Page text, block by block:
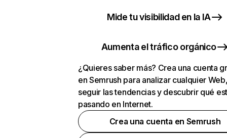
Mide tu visibilidad en la IA
Aumenta el tráfico orgánico
¿Quieres saber más? Crea una cuenta
en Semrush para analizar cualquier
seguir las tendencias y descubrir qué
pasando en Internet.
Crea una cuenta en Semrush